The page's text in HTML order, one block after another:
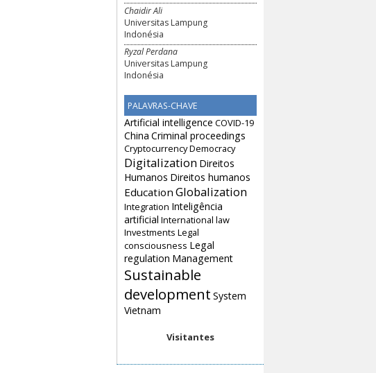
Chaidir Ali
Universitas Lampung
Indonésia
Ryzal Perdana
Universitas Lampung
Indonésia
PALAVRAS-CHAVE
Artificial intelligence COVID-19
China Criminal proceedings
CryptocurrencyDemocracy
Digitalization Direitos
Humanos Direitos humanos
Education Globalization
Integration Inteligência
artificial International law
Investments Legal
consciousness Legal
regulation Management
Sustainable
development System
Vietnam
Visitantes